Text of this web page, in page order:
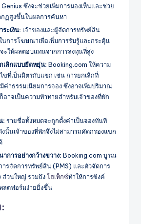
ซึ่งจะช่วยเพิ่มการมองเห็นและช่วย
กฏสูงขึ้นในผลการค้นหา
ะเงิน: เจ้าของและผู้จัดการทรัพย์สิน
นการโฆษณาเพื่อเพิ่มการรับรู้และกระตุ้น
ะให้ผลตอบแทนจากการลงทุนที่สูง
เลิกแบบยืดหยุ่น: Booking.com ให้ความ
ขที่เป็นมิตรกับแขก เช่น การยกเลิกที่
ค่าธรรมเนียมการจอง ซึ่งอาจเพิ่มปริมาณ
อาจเป็นความท้าทายสำหรับเจ้าของที่พัก
: รายชื่อทั้งหมดจะถูกตั้งค่าเป็นจองทันที
นั้นเจ้าของที่พักจึงไม่สามารถคัดกรองแขก
การอย่างกว้างขวาง: Booking.com บูรณ
ารจัดการทรัพย์สิน (PMS) และตัวจัดการ
ส่วนใหญ่ รวมถึงโฮเท็กซ์ทำให้การซิงค์
ลตฟอร์มง่ายยิ่งขึ้น